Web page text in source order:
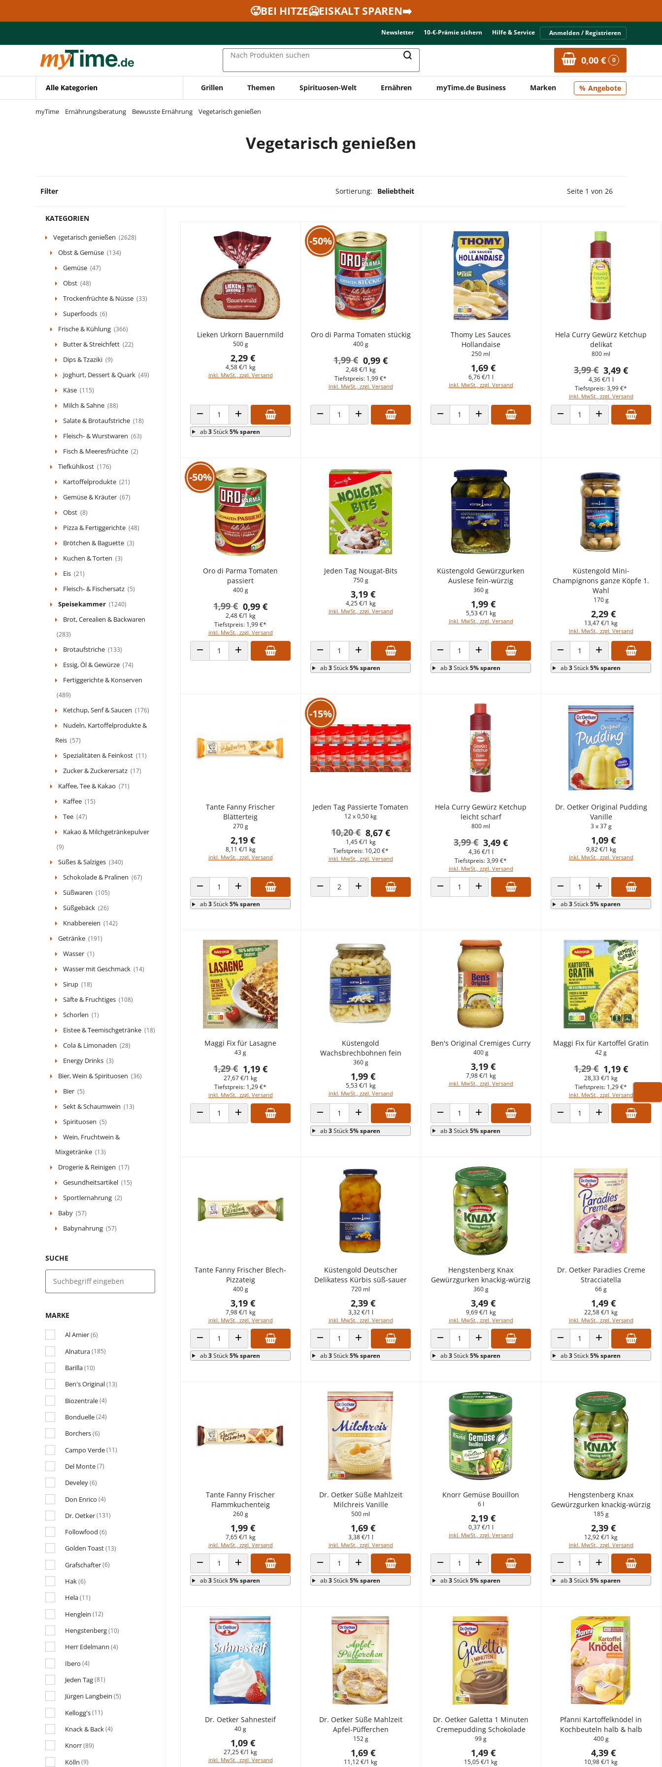
Zur Navigation springen
🥵BEI HITZE🥶EISKALT SPAREN➡️
Newsletter 10-€-Prämie sichern Hilfe & Service Anmelden / Registrieren
Nach Produkten suchen 0,00 € 0
Alle Kategorien Grillen Themen Spirituosen-Welt Ernähren myTime.de Business Marken Angebote
myTime Ernährungsberatung Bewusste Ernährung Vegetarisch genießen
Vegetarisch genießen
Filter Sortierung: Beliebtheit Vorherige Seite
Seite 1 von 26
KATEGORIEN
Vegetarisch genießen (2628)
Obst & Gemüse (134)
Gemüse (47)
Obst (48)
Trockenfrüchte & Nüsse (33)
Superfoods (6)
Frische & Kühlung (366)
Butter & Streichfett (22)
Dips & Tzaziki (9)
Joghurt, Dessert & Quark (49)
Käse (115)
Milch & Sahne (88)
Salate & Brotaufstriche (18)
Fleisch- & Wurstwaren (63)
Fisch & Meeresfrüchte (2)
Tiefkühlkost (176)
Kartoffelprodukte (21)
Gemüse & Kräuter (67)
Obst (8)
Pizza & Fertiggerichte (48)
Brötchen & Baguette (3)
Kuchen & Torten (3)
Eis (21)
Fleisch- & Fischersatz (5)
Speisekammer (1240)
Brot, Cerealien & Backwaren
(283)
Brotaufstriche (133)
Essig, Öl & Gewürze (74)
Fertiggerichte & Konserven
(489)
Ketchup, Senf & Saucen (176)
Nudeln, Kartoffelprodukte &
Reis (57)
Spezialitäten & Feinkost (11)
Zucker & Zuckerersatz (17)
Kaffee, Tee & Kakao (71)
Kaffee (15)
Tee (47)
Kakao & Milchgetränkepulver
(9)
Süßes & Salziges (340)
Schokolade & Pralinen (67)
Süßwaren (105)
Süßgebäck (26)
Knabbereien (142)
Getränke (191)
Wasser (1)
Wasser mit Geschmack (14)
Sirup (18)
Säfte & Fruchtiges (108)
Schorlen (1)
Eistee & Teemischgetränke (18)
Cola & Limonaden (28)
Energy Drinks (3)
Bier, Wein & Spirituosen (36)
Bier (5)
Sekt & Schaumwein (13)
Spirituosen (5)
Wein, Fruchtwein &
Mixgetränke (13)
Drogerie & Reinigen (17)
Gesundheitsartikel (15)
Sportlernahrung (2)
Baby (57)
Babynahrung (57)
SUCHE
MARKE
Al Amier(6)
Alnatura(185)
Barilla(10)
Ben's Original(13)
Biozentrale(4)
Bonduelle(24)
Borchers(6)
Campo Verde(11)
Del Monte(7)
Develey(6)
Don Enrico (4)
Dr. Oetker(131)
Followfood (6)
Golden Toast(13)
Grafschafter(6)
Hak(6)
Hela(11)
Henglein (12)
Hengstenberg(10)
Herr Edelmann (4)
Ibero (4)
Jeden Tag(81)
Jürgen Langbein (5)
Kellogg's(11)
Knack & Back(4)
Knorr(89)
Kölln (9)
Lieken Urkorn Bauernmild
500 g
2,29 €
4,58 €/1 kg
inkl. MwSt., zzgl. Versand
ANZAHL VERRINGERNANZAHL ERHÖHEN
ab3Stück5% sparen
-50%
Oro di Parma Tomaten stückig
400 g
0,99 €
1,99 €
2,48 €/1 kg
inkl. MwSt., zzgl. Versand
Tiefstpreis: 1,99 €*
ANZAHL VERRINGERNANZAHL ERHÖHEN
Thomy Les Sauces
Hollandaise
250 ml
1,69 €
6,76 €/1 l
inkl. MwSt., zzgl. Versand
ANZAHL VERRINGERNANZAHL ERHÖHEN
Hela Curry Gewürz Ketchup
delikat
800 ml
3,49 €
3,99 €
4,36 €/1 l
inkl. MwSt., zzgl. Versand
Tiefstpreis: 3,99 €*
ANZAHL VERRINGERNANZAHL ERHÖHEN
-50%
Oro di Parma Tomaten
passiert
400 g
0,99 €
1,99 €
2,48 €/1 kg
inkl. MwSt., zzgl. Versand
Tiefstpreis: 1,99 €*
ANZAHL VERRINGERNANZAHL ERHÖHEN
Jeden Tag Nougat-Bits
750 g
3,19 €
4,25 €/1 kg
inkl. MwSt., zzgl. Versand
ANZAHL VERRINGERNANZAHL ERHÖHEN
ab3Stück5% sparen
Küstengold Gewürzgurken
Auslese fein-würzig
360 g
1,99 €
5,53 €/1 kg
inkl. MwSt., zzgl. Versand
ANZAHL VERRINGERNANZAHL ERHÖHEN
ab3Stück5% sparen
Küstengold Mini-
Champignons ganze Köpfe 1.
Wahl
170 g
2,29 €
13,47 €/1 kg
inkl. MwSt., zzgl. Versand
ANZAHL VERRINGERNANZAHL ERHÖHEN
ab3Stück5% sparen
Tante Fanny Frischer
Blätterteig
270 g
2,19 €
8,11 €/1 kg
inkl. MwSt., zzgl. Versand
ANZAHL VERRINGERNANZAHL ERHÖHEN
ab3Stück5% sparen
-15%
Jeden Tag Passierte Tomaten
12 x 0,50 kg
8,67 €
10,20 €
1,45 €/1 kg
inkl. MwSt., zzgl. Versand
Tiefstpreis: 10,20 €*
ANZAHL VERRINGERNANZAHL ERHÖHEN
Hela Curry Gewürz Ketchup
leicht scharf
800 ml
3,49 €
3,99 €
4,36 €/1 l
inkl. MwSt., zzgl. Versand
Tiefstpreis: 3,99 €*
ANZAHL VERRINGERNANZAHL ERHÖHEN
Dr. Oetker Original Pudding
Vanille
3 x 37 g
1,09 €
9,82 €/1 kg
inkl. MwSt., zzgl. Versand
ANZAHL VERRINGERNANZAHL ERHÖHEN
ab3Stück5% sparen
Maggi Fix für Lasagne
43 g
1,19 €
1,29 €
27,67 €/1 kg
inkl. MwSt., zzgl. Versand
Tiefstpreis: 1,29 €*
ANZAHL VERRINGERNANZAHL ERHÖHEN
Küstengold
Wachsbrechbohnen fein
360 g
1,99 €
5,53 €/1 kg
inkl. MwSt., zzgl. Versand
ANZAHL VERRINGERNANZAHL ERHÖHEN
ab3Stück5% sparen
Ben's Original Cremiges Curry
400 g
3,19 €
7,98 €/1 kg
inkl. MwSt., zzgl. Versand
ANZAHL VERRINGERNANZAHL ERHÖHEN
ab3Stück5% sparen
Maggi Fix für Kartoffel Gratin
42 g
1,19 €
1,29 €
28,33 €/1 kg
inkl. MwSt., zzgl. Versand
Tiefstpreis: 1,29 €*
ANZAHL VERRINGERNANZAHL ERHÖHEN
Tante Fanny Frischer Blech-
Pizzateig
400 g
3,19 €
7,98 €/1 kg
inkl. MwSt., zzgl. Versand
ANZAHL VERRINGERNANZAHL ERHÖHEN
ab3Stück5% sparen
Küstengold Deutscher
Delikatess Kürbis süß-sauer
720 ml
2,39 €
3,32 €/1 l
inkl. MwSt., zzgl. Versand
ANZAHL VERRINGERNANZAHL ERHÖHEN
ab3Stück5% sparen
Hengstenberg Knax
Gewürzgurken knackig-würzig
360 g
3,49 €
9,69 €/1 kg
inkl. MwSt., zzgl. Versand
ANZAHL VERRINGERNANZAHL ERHÖHEN
ab3Stück5% sparen
Dr. Oetker Paradies Creme
Stracciatella
66 g
1,49 €
22,58 €/1 kg
inkl. MwSt., zzgl. Versand
ANZAHL VERRINGERNANZAHL ERHÖHEN
ab3Stück5% sparen
Tante Fanny Frischer
Flammkuchenteig
260 g
1,99 €
7,65 €/1 kg
inkl. MwSt., zzgl. Versand
ANZAHL VERRINGERNANZAHL ERHÖHEN
ab3Stück5% sparen
Dr. Oetker Süße Mahlzeit
Milchreis Vanille
500 ml
1,69 €
3,38 €/1 l
inkl. MwSt., zzgl. Versand
ANZAHL VERRINGERNANZAHL ERHÖHEN
ab3Stück5% sparen
Knorr Gemüse Bouillon
6 l
2,19 €
0,37 €/1 l
inkl. MwSt., zzgl. Versand
ANZAHL VERRINGERNANZAHL ERHÖHEN
ab3Stück5% sparen
Hengstenberg Knax
Gewürzgurken knackig-würzig
185 g
2,39 €
12,92 €/1 kg
inkl. MwSt., zzgl. Versand
ANZAHL VERRINGERNANZAHL ERHÖHEN
ab3Stück5% sparen
Dr. Oetker Sahnesteif
40 g
1,09 €
27,25 €/1 kg
inkl. MwSt., zzgl. Versand
Dr. Oetker Süße Mahlzeit
Apfel-Püfferchen
152 g
1,69 €
11,12 €/1 kg
Dr. Oetker Galetta 1 Minuten
Cremepudding Schokolade
99 g
1,49 €
15,05 €/1 kg
Pfanni Kartoffelknödel in
Kochbeuteln halb & halb
400 g
4,39 €
10,98 €/1 kg